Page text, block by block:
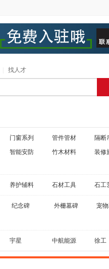
找人才
门窗系列 管件管材 隔断
智能安防 竹木材料 装修
养护辅料 石材工具 石工
纪念碑 外栅墓碑 宠
宇星 中航能源 徐工